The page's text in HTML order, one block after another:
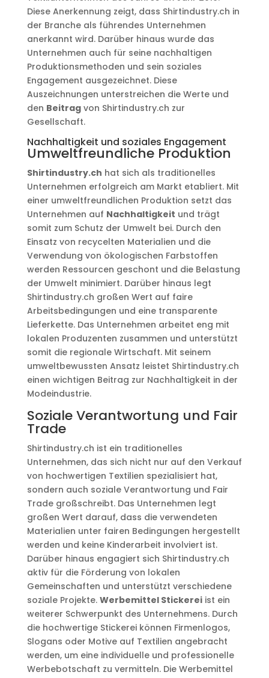
Diese Anerkennung zeigt, dass Shirtindustry.ch in
der Branche als führendes Unternehmen
anerkannt wird. Darüber hinaus wurde das
Unternehmen auch für seine nachhaltigen
Produktionsmethoden und sein soziales
Engagement ausgezeichnet. Diese
Auszeichnungen unterstreichen die Werte und
den Beitragvon Shirtindustry.ch zur
Gesellschaft.
Nachhaltigkeit und soziales Engagement
Umweltfreundliche Produktion
Shirtindustry.ch hat sich als traditionelles
Unternehmen erfolgreich am Markt etabliert. Mit
einer umweltfreundlichen Produktion setzt das
Unternehmen auf Nachhaltigkeit und trägt
somit zum Schutz der Umwelt bei. Durch den
Einsatz von recycelten Materialien und die
Verwendung von ökologischen Farbstoffen
werden Ressourcen geschont und die Belastung
der Umwelt minimiert. Darüber hinaus legt
Shirtindustry.ch großen Wert auf faire
Arbeitsbedingungen und eine transparente
Lieferkette. Das Unternehmen arbeitet eng mit
lokalen Produzenten zusammen und unterstützt
somit die regionale Wirtschaft. Mit seinem
umweltbewussten Ansatz leistet Shirtindustry.ch
einen wichtigen Beitrag zur Nachhaltigkeit in der
Modeindustrie.
Soziale Verantwortung und Fair
Trade
Shirtindustry.ch ist ein traditionelles
Unternehmen, das sich nicht nur auf den Verkauf
von hochwertigen Textilien spezialisiert hat,
sondern auch soziale Verantwortung und Fair
Trade großschreibt. Das Unternehmen legt
großen Wert darauf, dass die verwendeten
Materialien unter fairen Bedingungen hergestellt
werden und keine Kinderarbeit involviert ist.
Darüber hinaus engagiert sich Shirtindustry.ch
aktiv für die Förderung von lokalen
Gemeinschaften und unterstützt verschiedene
soziale Projekte. Werbemittel Stickereiist ein
weiterer Schwerpunkt des Unternehmens. Durch
die hochwertige Stickerei können Firmenlogos,
Slogans oder Motive auf Textilien angebracht
werden, um eine individuelle und professionelle
Werbebotschaft zu vermitteln. Die Werbemittel